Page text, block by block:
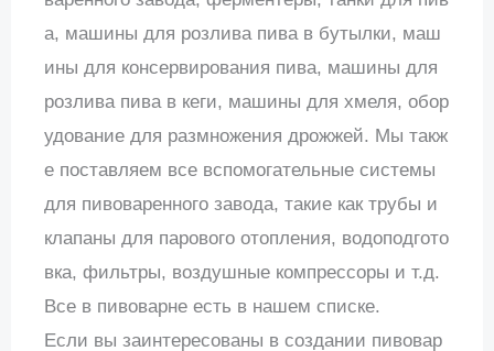
а, машины для розлива пива в бутылки, маш
ины для консервирования пива, машины для
розлива пива в кеги, машины для хмеля, обор
удование для размножения дрожжей. Мы такж
е поставляем все вспомогательные системы
для пивоваренного завода, такие как трубы и
клапаны для парового отопления, водоподгото
вка, фильтры, воздушные компрессоры и т.д.
Все в пивоварне есть в нашем списке.
Если вы заинтересованы в создании пивовар